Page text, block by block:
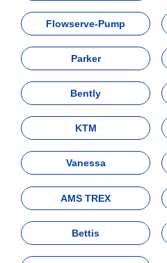
Flowserve-Pump
Parker
Bently
KTM
Vanessa
AMS TREX
Bettis